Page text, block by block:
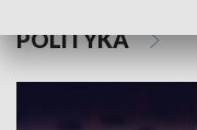
POLITYKA